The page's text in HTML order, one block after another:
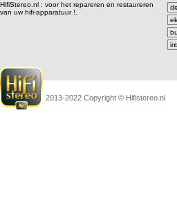
HifiStereo.nl : voor het repareren en restaureren
van uw hifi-apparatuur !.
2013-2022 Copyright © Hifistereo.nl